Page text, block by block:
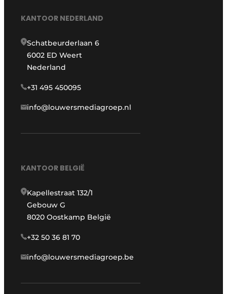
KANTOOR NEDERLAND
Schatbeurderlaan 6
6002 ED Weert
Nederland
+31 495 450095
info@louwersmediagroep.nl
KANTOOR BELGIË
Kapellestraat 132/1
Gebouw G
8020 Oostkamp België
+32 50 36 81 70
info@louwersmediagroep.be